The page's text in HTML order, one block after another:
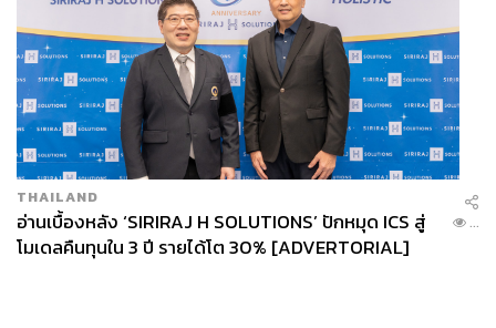
THAILAND
อ่านเบื้องหลัง ‘SIRIRAJ H SOLUTIONS’ ปักหมุด ICS สู่
โมเดลคืนทุนใน 3 ปี รายได้โต 30% [ADVERTORIAL]
...